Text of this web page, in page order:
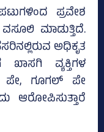
ಪ್ರವೇಶ
ಮಾಡುತ್ತಿದೆ.
ಅಧಿಕೃತ
ವ್ಯಕ್ತಿಗಳ
ಪೇ, ಗೂಗಲ್‌ ಪೇ
ಆರೋಪಿಸುತ್ತಾರೆ